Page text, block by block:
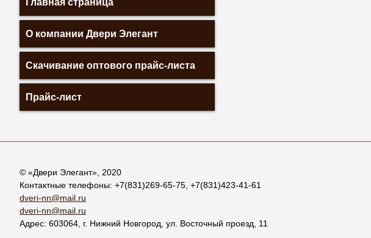
Главная страница
О компании Двери Элегант
Скачивание оптового прайс-листа
Прайс-лист
© «Двери Элегант», 2020
Контактные телефоны: +7(831)269-65-75 +7(831)423-41-61
dveri-nn@mail.ru
dveri-nn@mail.ru
Адрес: 603064 , г. Нижний Новгород ул. Восточный проезд, 11